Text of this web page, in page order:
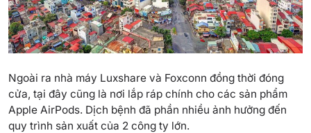
Ngoài ra nhà máy Luxshare và Foxconn đồng thời đóng
cửa, tại đây cũng là nơi lắp ráp chính cho các sản phẩm
Apple AirPods. Dịch bệnh đã phần nhiều ảnh hưởng đến
quy trình sản xuất của 2 công ty lớn.